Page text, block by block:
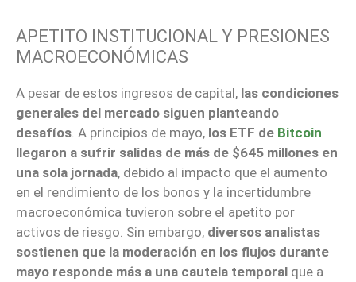
APETITO INSTITUCIONAL Y PRESIONES
MACROECONÓMICAS
A pesar de estos ingresos de capital, las condiciones
generales del mercado siguen planteando
desafíos . A principios de mayo, los ETF de Bitcoin
llegaron a sufrir salidas de más de $645 millones en
una sola jornada, debido al impacto que el aumento
en el rendimiento de los bonos y la incertidumbre
macroeconómica tuvieron sobre el apetito por
activos de riesgo. Sin embargo, diversos analistas
sostienen que la moderación en los flujos durante
mayo responde más a una cautela temporal que a